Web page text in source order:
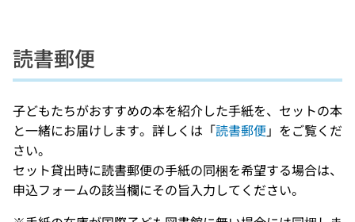
読書郵便
子どもたちがおすすめの本を紹介した手紙を、セットの本
と一緒にお届けします。詳しくは「読書郵便 」をご覧くだ
さい。
セット貸出時に読書郵便の手紙の同梱を希望する場合は、
申込フォームの該当欄にその旨入力してください。